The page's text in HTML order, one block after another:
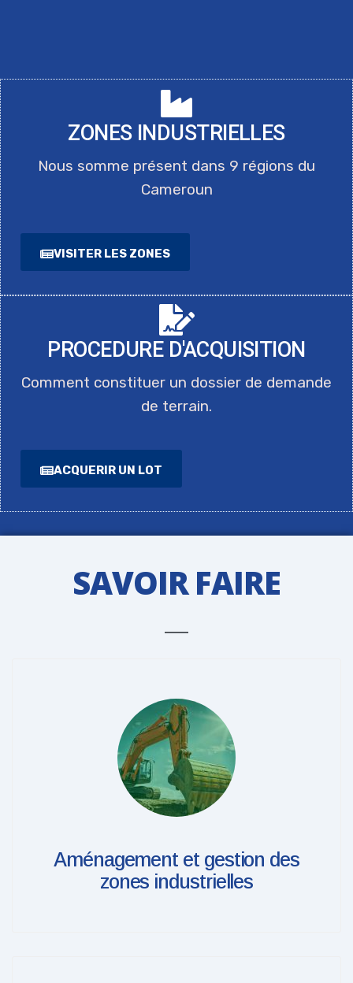
ZONES INDUSTRIELLES
Nous somme présent dans 9 régions du
Cameroun
VISITER LES ZONES
PROCEDURE D'ACQUISITION
Comment constituer un dossier de demande
de terrain.
ACQUERIR UN LOT
SAVOIR FAIRE
Aménagement et gestion des
zones industrielles